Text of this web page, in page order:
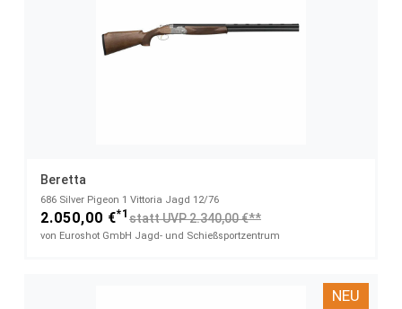
Beretta
686 Silver Pigeon 1 Vittoria​ Jagd 12/76
2.050,00 €*1 statt UVP 2.340,00 €**
von Euroshot GmbH Jagd- und Schießsportzentrum
NEU